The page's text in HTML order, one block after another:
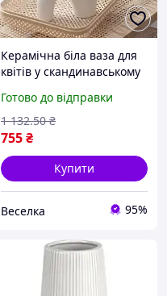
Керамічна біла ваза для
квітів у скандинавському
інтер'єру FLAME
Готово до відправки
755₴
1 132.50 ₴
Купити
Веселка 95%